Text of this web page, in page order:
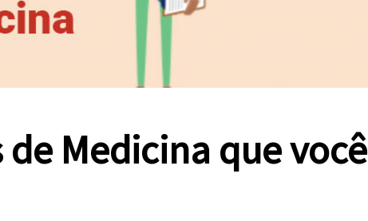
Medicina que você